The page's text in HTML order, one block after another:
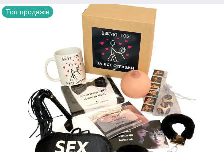
Топ продажів